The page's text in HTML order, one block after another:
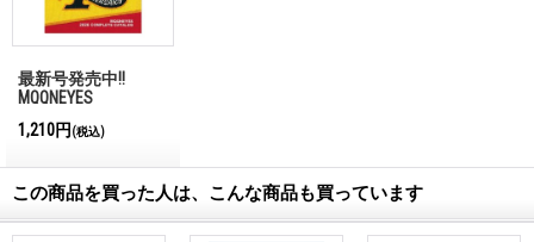
最新号発売中!!
MQQNEYES
Magazine No.28 2026
1,210円 (税込)
この商品を買った人は、こんな商品も買っています